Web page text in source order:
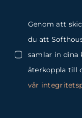
Genom att
du att
samlar in
återkoppla till
vår